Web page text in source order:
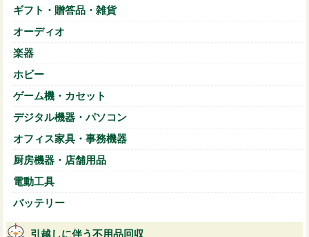
ギフト・贈答品・雑貨
オーディオ
楽器
ホビー
ゲーム機・カセット
デジタル機器・パソコン
オフィス家具・事務機器
厨房機器・店舗用品
電動工具
バッテリー
引越しに伴う不用品回収